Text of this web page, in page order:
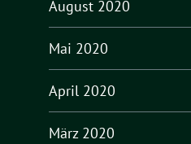
August 2020
Mai 2020
April 2020
März 2020